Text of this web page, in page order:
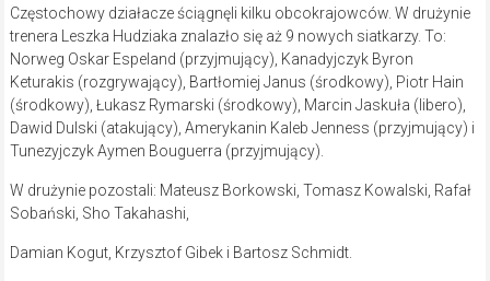
Częstochowy działacze ściągnęli kilku obcokrajowców. W drużynie
trenera Leszka Hudziaka znalazło się aż 9 nowych siatkarzy. To:
Norweg Oskar Espeland (przyjmujący), Kanadyjczyk Byron
Keturakis (rozgrywający), Bartłomiej Janus (środkowy), Piotr Hain
(środkowy), Łukasz Rymarski (środkowy), Marcin Jaskuła (libero),
Dawid Dulski (atakujący), Amerykanin Kaleb Jenness (przyjmujący) i
Tunezyjczyk Aymen Bouguerra (przyjmujący).
W drużynie pozostali: Mateusz Borkowski, Tomasz Kowalski, Rafał
Sobański, Sho Takahashi,
Damian Kogut, Krzysztof Gibek i Bartosz Schmidt.